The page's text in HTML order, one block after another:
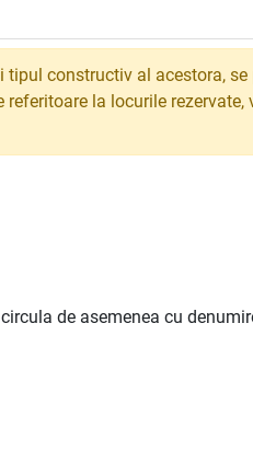
constructiv al acestora,
la locurile rezervate,
de asemenea cu